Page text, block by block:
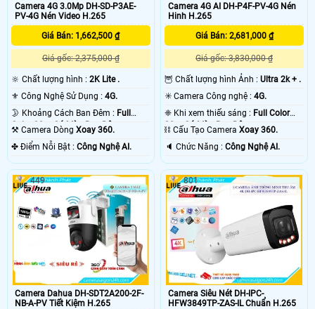
Camera 4G 3.0Mp DH-SD-P3AE-
PV-4G Nén Video H.265
Giá Bán: 1,662,500 ₫
Giá gốc: 2,375,000 ₫
🔆 Chất lượng hình : 2K Lite .
⚜️ Công Nghệ Sử Dụng : 4G.
🌛 Khoảng Cách Ban Đêm : Full
Color 30m Có Màu Ban Ðêm.
⚒ Camera Dòng Xoay 360.
️✤ Điểm Nỗi Bật : Công Nghệ AI.
Camera 4G AI DH-P4F-PV-4G Nén
Hinh H.265
Giá Bán: 2,681,000 ₫
Giá gốc: 3,830,000 ₫
🦉 Chất lượng hình Ảnh :Ultra 2k + .
✳️ Camera Công nghệ :4G.
❈ Khi xem thiếu sáng : Full Color
30m Có Màu Ban Ðêm.
⛓ Cấu Tạo CameraXoay 360.
️🔈 Chức Năng :Công Nghệ AI.
Camera Dahua DH-SDT2A200-2F-
NB-A-PV Tiết Kiệm H.265
449
Camera Siêu Nét DH-IPC-
HFW3849TP-ZAS-IL Chuẩn H.265
801